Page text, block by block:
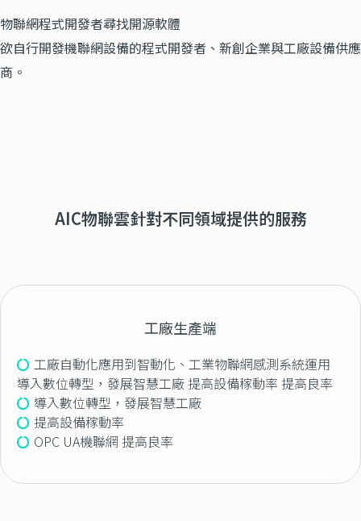
物聯網程式開發者尋找開源軟體
欲自行開發機聯網設備的程式開發者、新創企業與工廠設備供應
商。
AIC物聯雲針對不同領域提供的服務
工廠生產端
工廠自動化應用到智動化、工業物聯網感測系統運用
導入數位轉型，發展智慧工廠 提高設備稼動率 提高良率
導入數位轉型，發展智慧工廠
提高設備稼動率
OPC UA機聯網 提高良率